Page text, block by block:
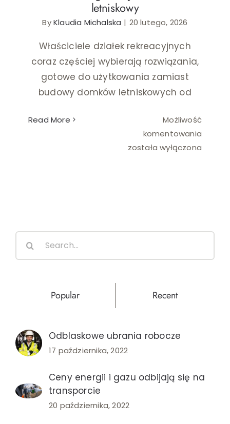
Ślub i wesele
Wystrój wnętrz
letniskowy
ByKlaudia Michalska | 20 lutego, 2026
Właściciele działek rekreacyjnych
coraz częściej wybierają rozwiązania,
gotowe do użytkowania zamiast
budowy domków letniskowych od
Read More
Możliwość
komentowania
została wyłączona
Popular Recent
Odblaskowe ubrania robocze
17 października, 2022
Ceny energii i gazu odbijają się na
transporcie
20 października, 2022